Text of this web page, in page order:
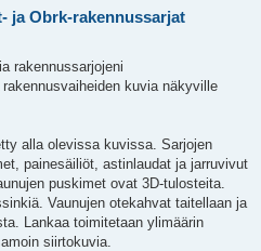
ja Obrk-rakennussarjat
rakennussarjojeni
kuvia näkyville
alla olevissa kuvissa. Sarjojen
painesäiliöt, astinlaudat ja jarruvivut
puskimet ovat 3D-tulosteita.
Vaunujen otekahvat taitellaan ja
Lankaa toimitetaan ylimäärin
siirtokuvia.